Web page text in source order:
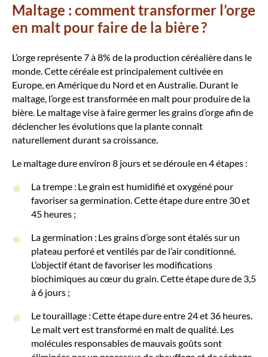
Maltage : comment transformer l’orge
en malt pour faire de la bière ?
L’orge représente 7 à 8% de la production céréalière dans le
monde. Cette céréale est principalement cultivée en
Europe, en Amérique du Nord et en Australie. Durant le
maltage, l’orge est transformée en malt pour produire de la
bière. Le maltage vise à faire germer les grains d’orge afin de
déclencher les évolutions que la plante connaît
naturellement durant sa croissance.
Le maltage dure environ 8 jours et se déroule en 4 étapes :
La trempe : Le grain est humidifié et oxygéné pour
favoriser sa germination. Cette étape dure entre 30 et
45 heures ;
La germination : Les grains d’orge sont étalés sur un
plateau perforé et ventilés par de l’air conditionné.
L’objectif étant de favoriser les modifications
biochimiques au cœur du grain. Cette étape dure de 3,5
à 6 jours ;
Le touraillage : Cette étape dure entre 24 et 36 heures.
Le malt vert est transformé en malt de qualité. Les
molécules responsables de mauvais goûts sont